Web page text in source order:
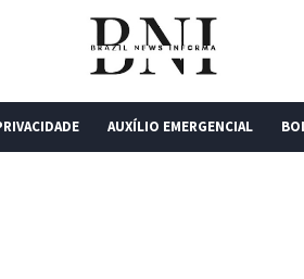
AUXÍLIO EMERGENCIAL